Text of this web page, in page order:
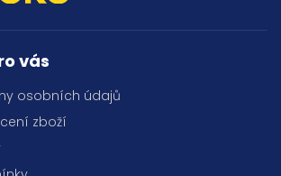
vás
osobních údajů
zboží